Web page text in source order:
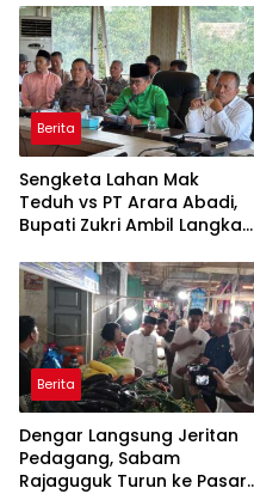
Berita
Sengketa Lahan Mak
Teduh vs PT Arara Abadi,
Bupati Zukri Ambil Langkah
Berita
Dengar Langsung Jeritan
Pedagang, Sabam
Rajaguguk Turun ke Pasar